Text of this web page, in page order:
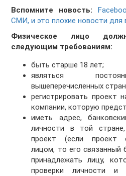
Вспомните новость:
СМИ, и это плохие новости для
Физическое лицо
следующим требованиям:
быть старше 18 лет;
являться
вышеперечисленных
регистрировать проект
компании, которую
иметь адрес,
личности в той
проект (если проект
лицом, то его связанный
принадлежать лицу,
проверки личности и